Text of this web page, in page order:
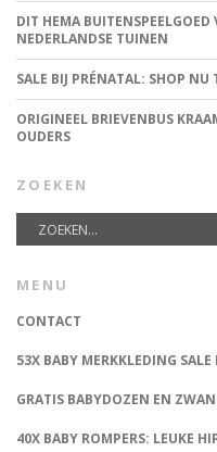
DIT HEMA BUITENSPEELGOED
NEDERLANDSE TUINEN
SALE BIJ PRÉNATAL: SHOP
ORIGINEEL BRIEVENBUS
OUDERS
ZOEKEN
MENU
CONTACT
53X BABY MERKKLEDING
GRATIS BABYDOZEN EN
40X BABY ROMPERS: LEUKE